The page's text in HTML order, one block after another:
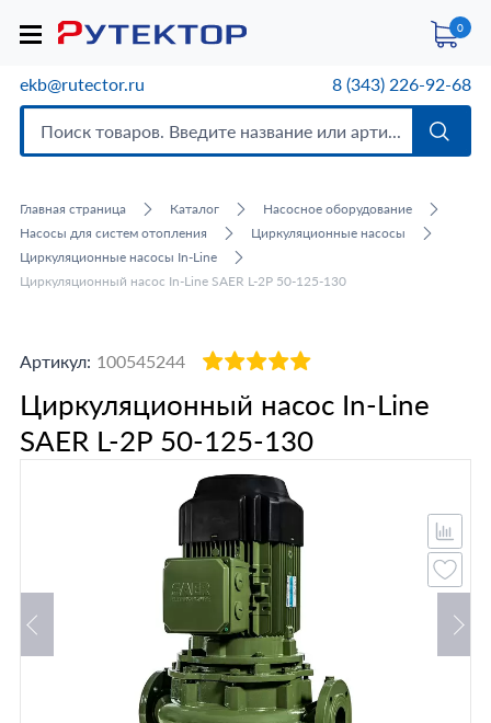
0
ekb@rutector.ru 8 (343) 226-92-68
Главная страница Каталог
Насосное оборудование
Насосы для систем отопления
Циркуляционные насосы
Циркуляционные насосы In-Line
Циркуляционный насос In-Line SAER L-2P 50-125-130
Артикул: 100545244
Циркуляционный насос In-Line
SAER L-2P 50-125-130